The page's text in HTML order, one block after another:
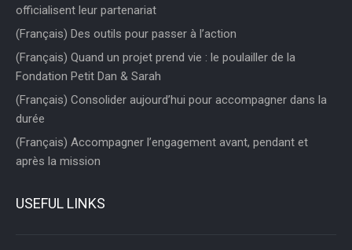
officialisent leur partenariat
(Français) Des outils pour passer à l’action
(Français) Quand un projet prend vie : le poulailler de la
Fondation Petit Dan & Sarah
(Français) Consolider aujourd’hui pour accompagner dans la
durée
(Français) Accompagner l’engagement avant, pendant et
après la mission
USEFUL LINKS